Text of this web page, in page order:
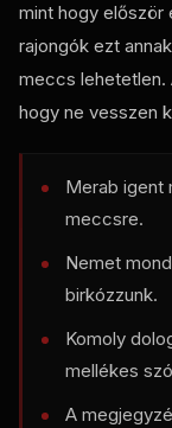
mint hogy először
rajongók ezt
meccs lehetetlen.
hogy ne vesszen
Merab igent
meccsre.
Nemet
birkózzunk.
Komoly
mellékes
A